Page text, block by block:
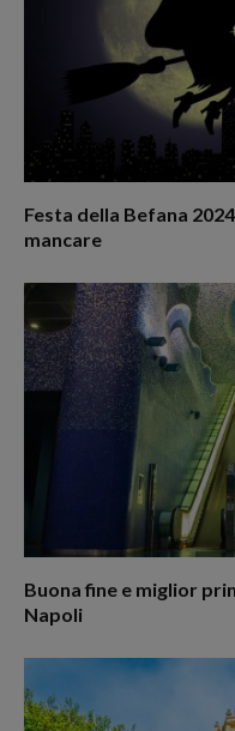
Festa della Befana
mancare
Buona fine e miglior
Napoli